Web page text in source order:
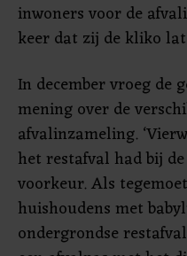
inwoners voor de
keer dat zij de kliko
In december vroeg de
mening over de
afvalinzameling.
het restafval had bij
voorkeur. Als
huishoudens met
ondergrondse